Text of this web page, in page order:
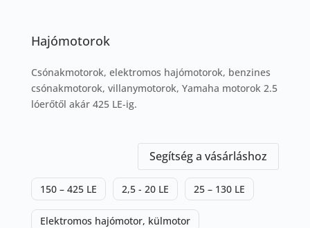
Hajómotorok
Csónakmotorok, elektromos hajómotorok, benzines
csónakmotorok, villanymotorok, Yamaha motorok 2.5
lóerőtől akár 425 LE-ig.
Segítség a vásárláshoz
150 – 425 LE 2,5 - 20 LE 25 – 130 LE
Elektromos hajómotor, külmotor